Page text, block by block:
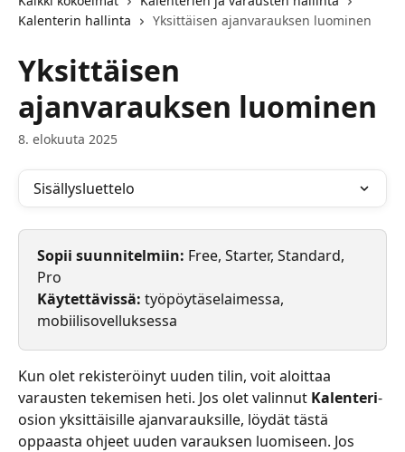
Kalenterin hallinta
Yksittäisen ajanvarauksen luominen
Yksittäisen
ajanvarauksen luominen
8. elokuuta 2025
Sisällysluettelo
Sopii suunnitelmiin: Free, Starter, Standard,
Pro
Käytettävissä: työpöytäselaimessa,
mobiilisovelluksessa
Kun olet rekisteröinyt uuden tilin, voit aloittaa
varausten tekemisen heti. Jos olet valinnut Kalenteri-
osion yksittäisille ajanvarauksille, löydät tästä
oppaasta ohjeet uuden varauksen luomiseen. Jos